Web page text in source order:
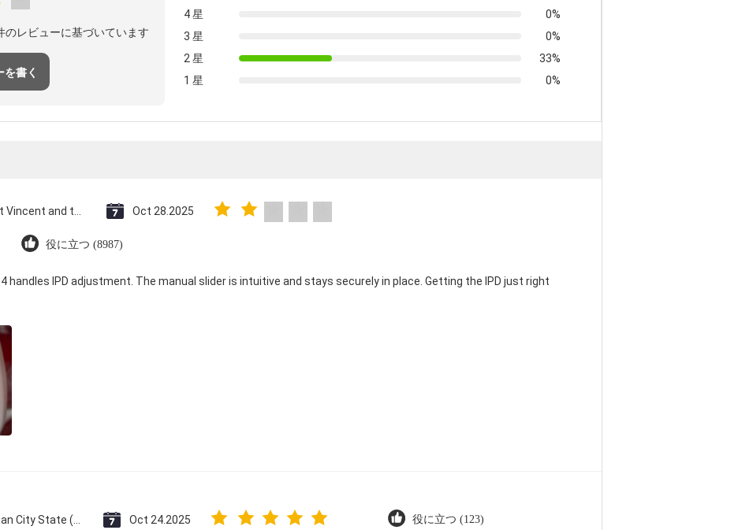
のレビューに基づいています
を書く
4 星
0%
3 星
0%
2 星
33%
1 星
0%
Oct 28.2025
役に立つ (8987)
handles IPD adjustment. The manual slider is intuitive and stays securely in place. Getting the IPD just right
Oct 24.2025 役に立つ (123)